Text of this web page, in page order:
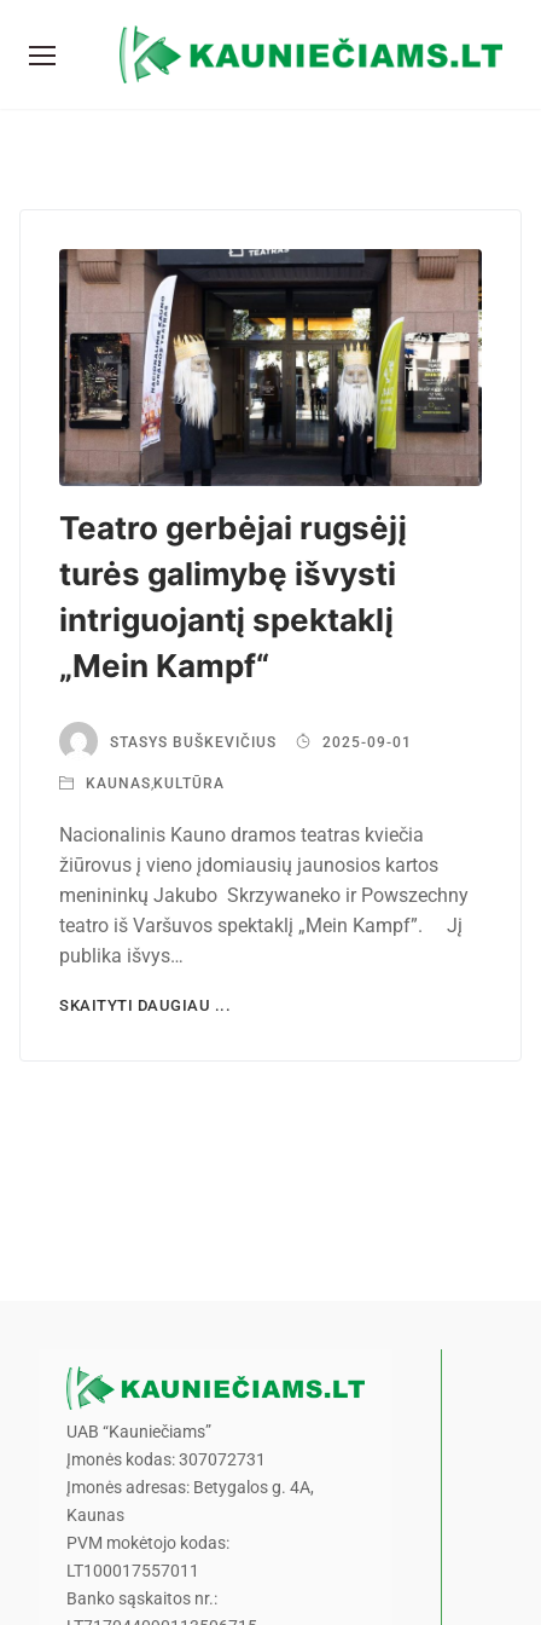
Teatro gerbėjai rugsėjį
turės galimybę išvysti
intriguojantį spektaklį
„Mein Kampf“
STASYS BUŠKEVIČIUS 2025-09-01
KAUNAS,KULTŪRA
Nacionalinis Kauno dramos teatras kviečia
žiūrovus į vieno įdomiausių jaunosios kartos
menininkų Jakubo Skrzywaneko ir Powszechny
teatro iš Varšuvos spektaklį „Mein Kampf”. Jį
publika išvys…
SKAITYTI DAUGIAU ...
UAB “Kauniečiams”
Įmonės kodas: 307072731
Įmonės adresas: Betygalos g. 4A,
Kaunas
PVM mokėtojo kodas:
LT100017557011
Banko sąskaitos nr.: